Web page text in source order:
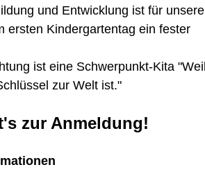
und Entwicklung ist für unsere
ersten Kindergartentag ein fester
ist eine Schwerpunkt-Kita "Weil
zur Welt ist."
zur Anmeldung!